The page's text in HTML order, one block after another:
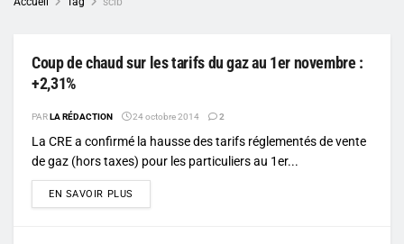
Coup de chaud sur les tarifs du gaz au 1er novembre :
+2,31%
PARLA RÉDACTION 24 octobre 2014 2
La CRE a confirmé la hausse des tarifs réglementés de vente
de gaz (hors taxes) pour les particuliers au 1er...
EN SAVOIR PLUS